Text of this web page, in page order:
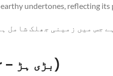
undertones, reflecting
جس میں زمینی جھلک
FAQs about Chebulic Myrobalan (Bari Har – بڑی ہڑ)